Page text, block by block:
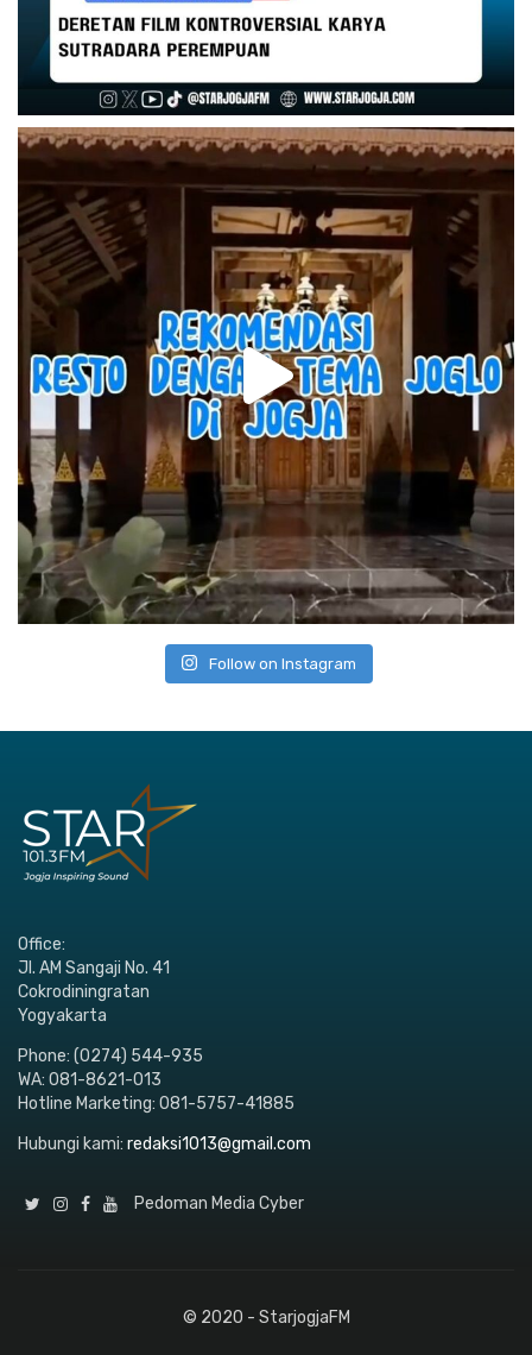
Follow on Instagram
Office:
Jl. AM Sangaji No. 41
Cokrodiningratan
Yogyakarta
Phone: (0274) 544-935
WA: 081-8621-013
Hotline Marketing: 081-5757-41885
Hubungi kami: redaksi1013@gmail.com
Pedoman Media Cyber
© 2020 - StarjogjaFM